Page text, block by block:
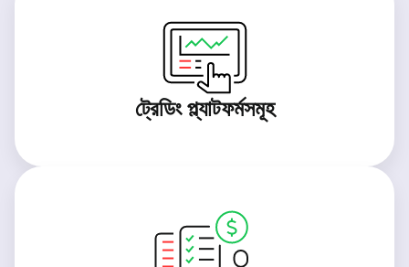
ট্রেডিং প্ল্যাটফর্মসমূহ